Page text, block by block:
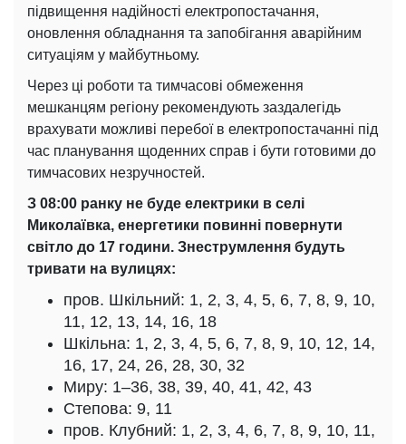
підвищення надійності електропостачання,
оновлення обладнання та запобігання аварійним
ситуаціям у майбутньому.
Через ці роботи та тимчасові обмеження
мешканцям регіону рекомендують заздалегідь
врахувати можливі перебої в електропостачанні під
час планування щоденних справ і бути готовими до
тимчасових незручностей.
З 08:00 ранку не буде електрики в селі
Миколаївка, енергетики повинні повернути
світло до 17 години. Знеструмлення будуть
тривати на вулицях:
пров. Шкільний: 1, 2, 3, 4, 5, 6, 7, 8, 9, 10,
11, 12, 13, 14, 16, 18
Шкільна: 1, 2, 3, 4, 5, 6, 7, 8, 9, 10, 12, 14,
16, 17, 24, 26, 28, 30, 32
Миру: 1–36, 38, 39, 40, 41, 42, 43
Степова: 9, 11
пров. Клубний: 1, 2, 3, 4, 6, 7, 8, 9, 10, 11,